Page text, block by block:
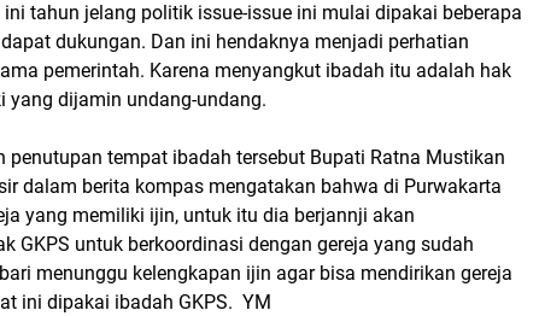
tahun jelang politik issue-issue ini mulai dipakai beberapa
dukungan. Dan ini hendaknya menjadi perhatian
pemerintah. Karena menyangkut ibadah itu adalah hak
yang dijamin undang-undang.
penutupan tempat ibadah tersebut Bupati Ratna Mustikan
dalam berita kompas mengatakan bahwa di Purwakarta
yang memiliki ijin, untuk itu dia berjannji akan
GKPS untuk berkoordinasi dengan gereja yang sudah
menunggu kelengkapan ijin agar bisa mendirikan gereja
ini dipakai ibadah GKPS. YM